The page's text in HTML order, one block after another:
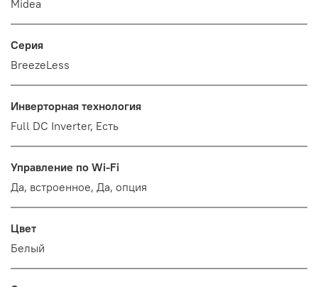
Midea
Серия
BreezeLess
Инверторная технология
Full DC Inverter, Есть
Управление по Wi-Fi
Да, встроенное, Да, опция
Цвет
Белый